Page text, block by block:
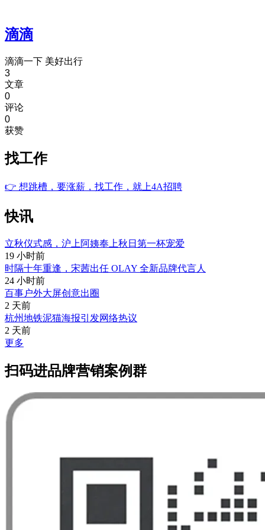
滴滴
滴滴一下 美好出行
3
文章
0
评论
0
获赞
找工作
👉 想跳槽，要涨薪，找工作，就上4A招聘
快讯
立秋仪式感，沪上阿姨奉上秋日第一杯宠爱
19 小时前
时隔十年重逢，宋茜出任 OLAY 全新品牌代言人
24 小时前
百事户外大屏创意出圈
2 天前
杭州地铁泥猫海报引发网络热议
2 天前
更多
扫码进品牌营销案例群